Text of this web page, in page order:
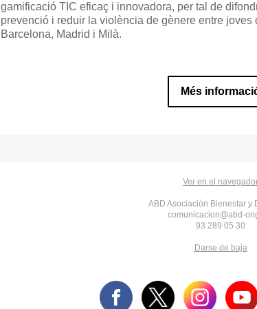
gamificació TIC eficaç i innovadora, per tal de
prevenció i reduir la violència de gènere entre joves
Barcelona, ​​Madrid i Milà.
Més
Ver en el
ABD Asociación Bienestar y
comunicacion@abd-
93 289 05 30
Darse de baja